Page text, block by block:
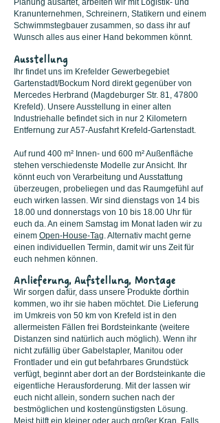
Planung ausartet, arbeiten wir mit Logistik- und
Kranunternehmen, Schreinern, Statikern und einem
Schwimmstegbauer zusammen, so dass ihr auf
Wunsch alles aus einer Hand bekommen könnt.
Ausstellung
Ihr findet uns im Krefelder Gewerbegebiet
Gartenstadt/Bockum Nord direkt gegenüber von
Mercedes Herbrand (Magdeburger Str. 81, 47800
Krefeld). Unsere Ausstellung in einer alten
Industriehalle befindet sich in nur 2 Kilometern
Entfernung zur A57-Ausfahrt Krefeld-Gartenstadt.
Auf rund 400 m² Innen- und 600 m² Außenfläche
stehen verschiedenste Modelle zur Ansicht. Ihr
könnt euch von Verarbeitung und Ausstattung
überzeugen, probeliegen und das Raumgefühl auf
euch wirken lassen. Wir sind dienstags von 14 bis
18.00 und donnerstags von 10 bis 18.00 Uhr für
euch da. An einem Samstag im Monat laden wir zu
einem Open-House-Tag. Alternativ macht gerne
einen individuellen Termin, damit wir uns Zeit für
euch nehmen können.
Anlieferung, Aufstellung, Montage
Wir sorgen dafür, dass unsere Produkte dorthin
kommen, wo ihr sie haben möchtet. Die Lieferung
im Umkreis von 50 km von Krefeld ist in den
allermeisten Fällen frei Bordsteinkante (weitere
Distanzen sind natürlich auch möglich). Wenn ihr
nicht zufällig über Gabelstapler, Manitou oder
Frontlader und ein gut befahrbares Grundstück
verfügt, beginnt aber dort an der Bordsteinkante die
eigentliche Herausforderung. Mit der lassen wir
euch nicht allein, sondern suchen nach der
bestmöglichen und kostengünstigsten Lösung.
Meist hilft ein kleiner oder auch großer Kran. Falls